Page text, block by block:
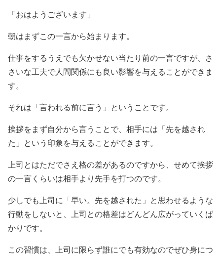
「おはようございます」
朝はまずこの一言から始まります。
仕事をするうえでも欠かせない当たり前の一言ですが、さ
さいな工夫で人間関係にも良い影響を与えることができま
す。
それは「言われる前に言う」ということです。
挨拶をまず自分から言うことで、相手には「先を越され
た」という印象を与えることができます。
上司とはただでさえ格の差があるのですから、せめて挨拶
の一言くらいは相手より先手を打つのです。
少しでも上司に「早い。先を越された」と思わせるような
行動をしないと、上司との格差はどんどん広がっていくば
かりです。
この習慣は、上司に限らず誰にでも有効なのでぜひ身につ